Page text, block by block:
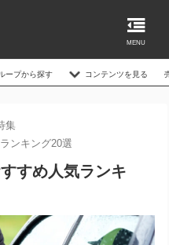
MENU
ープから探す コンテンツを見る
集
ンキング20選
すめ人気ランキ